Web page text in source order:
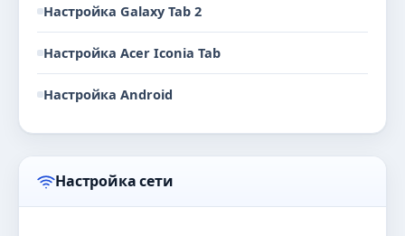
Настройка Galaxy Tab 2
Настройка Acer Iconia Tab
Настройка Android
Настройка сети